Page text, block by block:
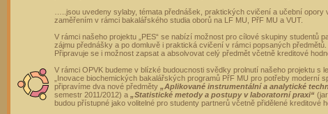
…..jsou uvedeny sylaby, témata přednášek, praktických cvičení a učební
zaměřením v rámci bakalářského studia oborů na LF MU, PřF MU a VUT.
V rámci našeho projektu „PES“ se nabízí možnost pro cílové skupiny studentů
zájmu přednášky a po domluvě i praktická cvičení v rámci popsaných předmětů.
Připravuje se i možnost zapsat a absolvovat celý předmět včetně kreditové
V rámci OPVK budeme v blízké budoucnosti svědky prolnutí našeho projektu s
„Inovace biochemických bakalářských programů PřF MU pro potřeby moderní
připravíme dva nové předměty „Aplikované instrumentální a analytické
semestr 2011/2012) a „Statistické metody a postupy v laboratorní praxi“
budou přístupné jako volitelné pro studenty partnerů včetně přidělené kreditové